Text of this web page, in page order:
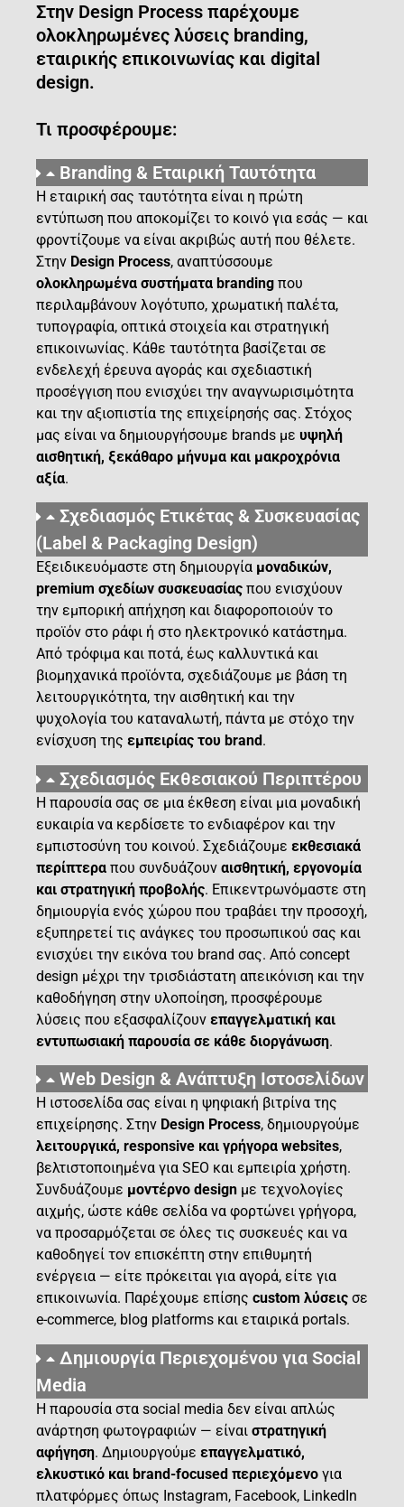
Στην Design Process παρέχουμε
ολοκληρωμένες λύσεις branding,
εταιρικής επικοινωνίας και digital
design.
Τι προσφέρουμε:
Branding & Εταιρική Ταυτότητα
Η εταιρική σας ταυτότητα είναι η πρώτη
εντύπωση που αποκομίζει το κοινό για εσάς — και
φροντίζουμε να είναι ακριβώς αυτή που θέλετε.
Στην Design Process, αναπτύσσουμε
ολοκληρωμένα συστήματα branding που
περιλαμβάνουν λογότυπο, χρωματική παλέτα,
τυπογραφία, οπτικά στοιχεία και στρατηγική
επικοινωνίας. Κάθε ταυτότητα βασίζεται σε
ενδελεχή έρευνα αγοράς και σχεδιαστική
προσέγγιση που ενισχύει την αναγνωρισιμότητα
και την αξιοπιστία της επιχείρησής σας. Στόχος
μας είναι να δημιουργήσουμε brands με υψηλή
αισθητική, ξεκάθαρο μήνυμα και μακροχρόνια
αξία.
Σχεδιασμός Ετικέτας & Συσκευασίας
(Label & Packaging Design)
Εξειδικευόμαστε στη δημιουργία μοναδικών,
premium σχεδίων συσκευασίας που ενισχύουν
την εμπορική απήχηση και διαφοροποιούν το
προϊόν στο ράφι ή στο ηλεκτρονικό κατάστημα.
Από τρόφιμα και ποτά, έως καλλυντικά και
βιομηχανικά προϊόντα, σχεδιάζουμε με βάση τη
λειτουργικότητα, την αισθητική και την
ψυχολογία του καταναλωτή, πάντα με στόχο την
ενίσχυση της εμπειρίας του brand .
Σχεδιασμός Εκθεσιακού Περιπτέρου
Η παρουσία σας σε μια έκθεση είναι μια μοναδική
ευκαιρία να κερδίσετε το ενδιαφέρον και την
εμπιστοσύνη του κοινού. Σχεδιάζουμε εκθεσιακά
περίπτερα που συνδυάζουν αισθητική, εργονομία
και στρατηγική προβολής. Επικεντρωνόμαστε στη
δημιουργία ενός χώρου που τραβάει την προσοχή,
εξυπηρετεί τις ανάγκες του προσωπικού σας και
ενισχύει την εικόνα του brand σας. Από concept
design μέχρι την τρισδιάστατη απεικόνιση και την
καθοδήγηση στην υλοποίηση, προσφέρουμε
λύσεις που εξασφαλίζουν επαγγελματική και
εντυπωσιακή παρουσία σε κάθε διοργάνωση.
Web Design & Ανάπτυξη Ιστοσελίδων
Η ιστοσελίδα σας είναι η ψηφιακή βιτρίνα της
επιχείρησης. Στην Design Process, δημιουργούμε
λειτουργικά, responsive και γρήγορα websites,
βελτιστοποιημένα για SEO και εμπειρία χρήστη.
Συνδυάζουμε μοντέρνο design με τεχνολογίες
αιχμής, ώστε κάθε σελίδα να φορτώνει γρήγορα,
να προσαρμόζεται σε όλες τις συσκευές και να
καθοδηγεί τον επισκέπτη στην επιθυμητή
ενέργεια — είτε πρόκειται για αγορά, είτε για
επικοινωνία. Παρέχουμε επίσης custom λύσεις σε
e-commerce, blog platforms και εταιρικά portals.
Δημιουργία Περιεχομένου για Social
Media
Η παρουσία στα social media δεν είναι απλώς
ανάρτηση φωτογραφιών — είναι στρατηγική
αφήγηση. Δημιουργούμε επαγγελματικό,
ελκυστικό και brand-focused περιεχόμενο για
πλατφόρμες όπως Instagram, Facebook, LinkedIn